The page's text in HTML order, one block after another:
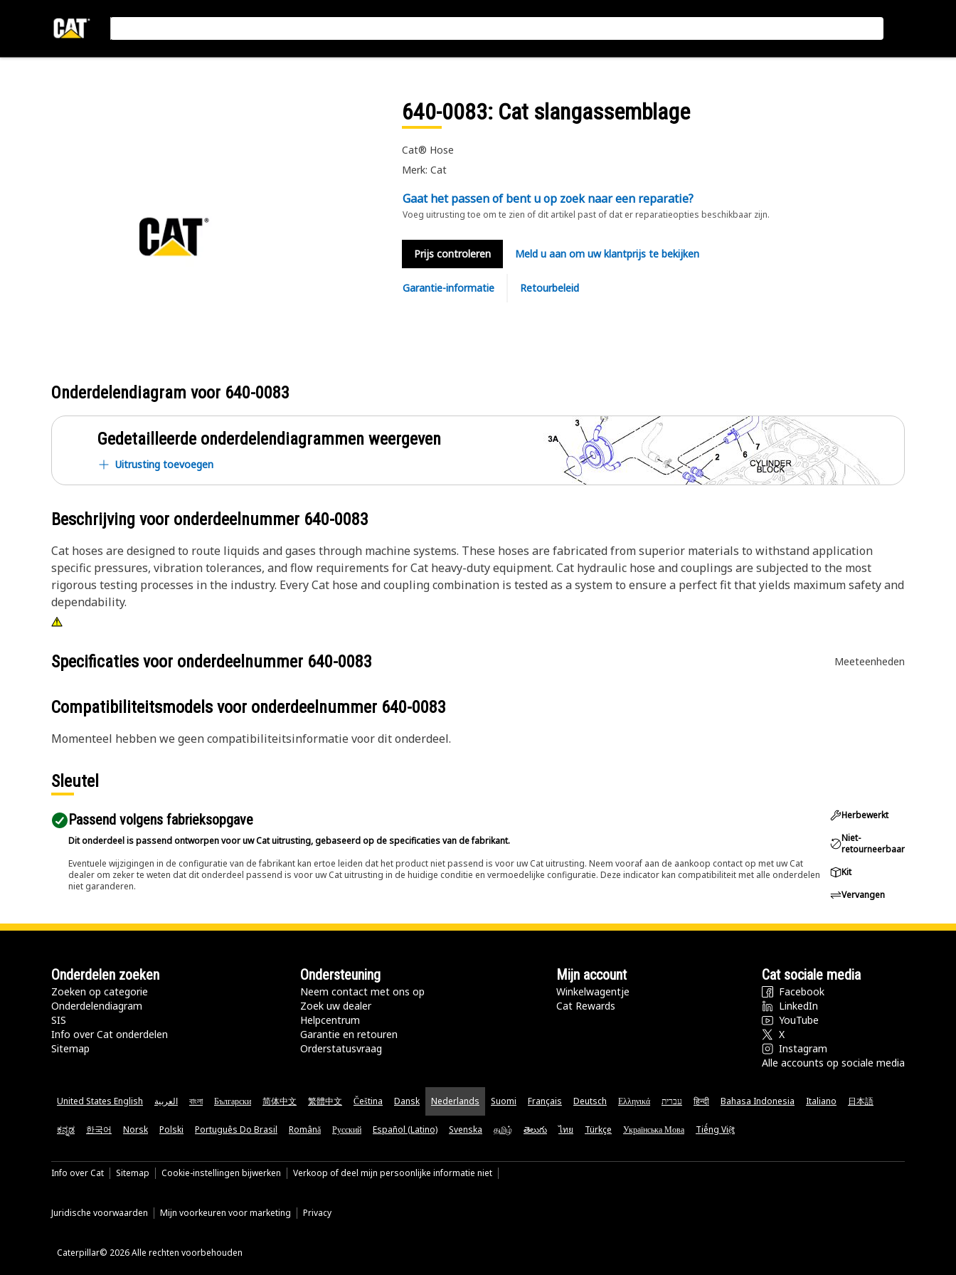
640-0083: Cat slangassemblage
Cat® Hose
Merk: Cat
Gaat het passen of bent u op zoek naar een reparatie?
Voeg uitrusting toe om te zien of dit artikel past of dat er reparatieopties beschikbaar zijn.
Prijs controleren Meld u aan om uw klantprijs te bekijken
Garantie-informatie Retourbeleid
Onderdelendiagram voor 640-0083
Gedetailleerde onderdelendiagrammen weergeven
Uitrusting toevoegen
Beschrijving voor onderdeelnummer 640-0083
Cat hoses are designed to route liquids and gases through machine systems. These hoses are fabricated from superior materials to withstand application
specific pressures, vibration tolerances, and flow requirements for Cat heavy-duty equipment. Cat hydraulic hose and couplings are subjected to the most
rigorous testing processes in the industry. Every Cat hose and coupling combination is tested as a system to ensure a perfect fit that yields maximum safety and
dependability.
Specificaties voor onderdeelnummer 640-0083 Meeteenheden
Compatibiliteitsmodels voor onderdeelnummer 640-0083
Momenteel hebben we geen compatibiliteitsinformatie voor dit onderdeel.
Sleutel
Passend volgens fabrieksopgave
Dit onderdeel is passend ontworpen voor uw Cat uitrusting, gebaseerd op de specificaties van de fabrikant.
Eventuele wijzigingen in de configuratie van de fabrikant kan ertoe leiden dat het product niet passend is voor uw Cat uitrusting. Neem vooraf aan de aankoop contact op met uw Cat
dealer om zeker te weten dat dit onderdeel passend is voor uw Cat uitrusting in de huidige conditie en vermoedelijke configuratie. Deze indicator kan compatibiliteit met alle onderdelen
niet garanderen.
Herbewerkt
Niet-
retourneerbaar
Kit
Vervangen
Onderdelen zoeken
Zoeken op categorie
Onderdelendiagram
SIS
Info over Cat onderdelen
Sitemap
Ondersteuning
Neem contact met ons op
Zoek uw dealer
Helpcentrum
Garantie en retouren
Orderstatusvraag
Mijn account
Winkelwagentje
Cat Rewards
Cat sociale media
Facebook
LinkedIn
YouTube
X
Instagram
Alle accounts op sociale media
United States English العربية বাংলা Български 简体中文 繁體中文 Čeština Dansk Nederlands Suomi Français Deutsch Ελληνικά עברית हिन्दी Bahasa Indonesia Italiano 日本語
ಕನ್ನಡ 한국어 Norsk Polski Português Do Brasil Română Русский Español (Latino) Svenska தமிழ் తెలుగు ไทย Türkçe Українська Мова Tiếng Việt
Info over Cat Sitemap Cookie-instellingen bijwerken Verkoop of deel mijn persoonlijke informatie niet
Juridische voorwaarden Mijn voorkeuren voor marketing Privacy
Caterpillar© 2026 Alle rechten voorbehouden